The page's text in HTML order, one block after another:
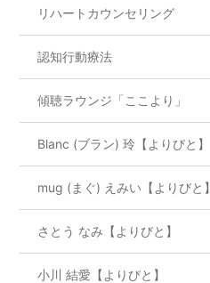
リハートカウンセリング
認知行動療法
傾聴ラウンジ「ここより」
Blanc (ブラン) 玲【よりびと】
mug (まぐ) えみい【よりびと】
さとう なみ【よりびと】
小川 結愛【よりびと】